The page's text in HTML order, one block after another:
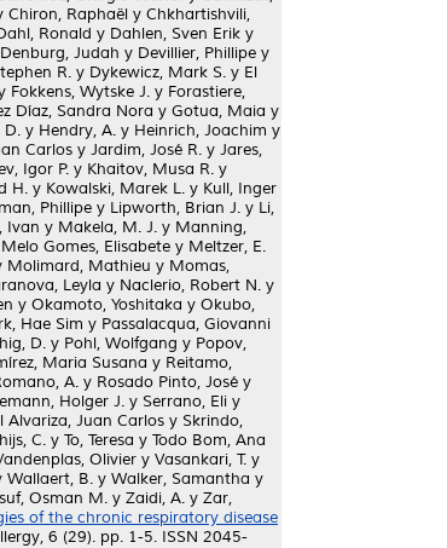
Chiron, Raphaël y Chkhartishvili,
Ronald y Dahlen, Sven Erik y
Denburg, Judah y Devillier, Phillipe y
R. y Dykewicz, Mark S. y El
Fokkens, Wytske J. y Forastiere,
Díaz, Sandra Nora y Gotua, Maia y
D. y Hendry, A. y Heinrich, Joachim y
Carlos y Jardim, José R. y Jares,
Igor P. y Khaitov, Musa R. y
H. y Kowalski, Marek L. y Kull, Inger
Phillipe y Lipworth, Brian J. y Li,
Ivan y Makela, M. J. y Manning,
Melo Gomes, Elisabete y Meltzer, E.
Molimard, Mathieu y Momas,
Leyla y Naclerio, Robert N. y
y Okamoto, Yoshitaka y Okubo,
Hae Sim y Passalacqua, Giovanni
D. y Pohl, Wolfgang y Popov,
Maria Susana y Reitamo,
A. y Rosado Pinto, José y
Holger J. y Serrano, Eli y
Alvariza, Juan Carlos y Skrindo,
C. y To, Teresa y Todo Bom, Ana
Olivier y Vasankari, T. y
Wallaert, B. y Walker, Samantha y
Osman M. y Zaidi, A. y Zar,
of the chronic respiratory disease
6 (29). pp. 1-5. ISSN 2045-